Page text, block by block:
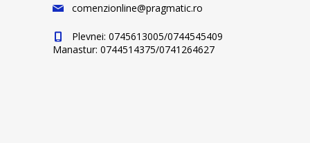
comenzionline@pragmatic.ro
Plevnei: 0745613005/0744545409
Manastur: 0744514375/0741264627